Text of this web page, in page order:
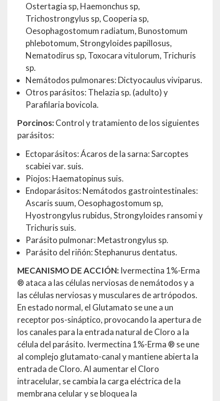
Ostertagia sp, Haemonchus sp,
Trichostrongylus sp, Cooperia sp,
Oesophagostomum radiatum, Bunostomum
phlebotomum, Strongyloides papillosus,
Nematodirus sp, Toxocara vitulorum, Trichuris
sp.
Nemátodos pulmonares: Dictyocaulus viviparus.
Otros parásitos: Thelazia sp. (adulto) y
Parafilaria bovicola.
Porcinos:Control y tratamiento de los siguientes
parásitos:
Ectoparásitos: Ácaros de la sarna: Sarcoptes
scabiei var. suis.
Piojos: Haematopinus suis.
Endoparásitos: Nemátodos gastrointestinales:
Ascaris suum, Oesophagostomum sp,
Hyostrongylus rubidus, Strongyloides ransomi y
Trichuris suis.
Parásito pulmonar: Metastrongylus sp.
Parásito del riñón: Stephanurus dentatus.
MECANISMO DE ACCIÓN: Ivermectina 1%-Erma
® ataca a las células nerviosas de nemátodos y a
las células nerviosas y musculares de artrópodos.
En estado normal, el Glutamato se une a un
receptor pos-sináptico, provocando la apertura de
los canales para la entrada natural de Cloro a la
célula del parásito. Ivermectina 1%-Erma ® se une
al complejo glutamato-canal y mantiene abierta la
entrada de Cloro. Al aumentar el Cloro
intracelular, se cambia la carga eléctrica de la
membrana celular y se bloquea la